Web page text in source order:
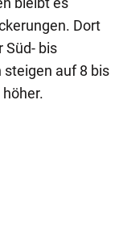
Dort
Süd- bis
auf 8 bis